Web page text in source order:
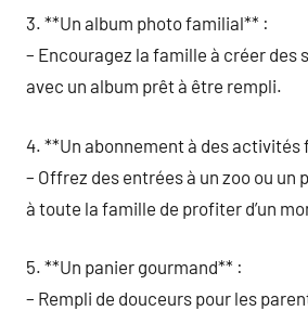
3. **Un album photo familial** :
– Encouragez la famille à créer des
avec un album prêt à être rempli.
4. **Un abonnement à des activités
– Offrez des entrées à un zoo ou un
à toute la famille de profiter d’un
5. **Un panier gourmand** :
– Rempli de douceurs pour les